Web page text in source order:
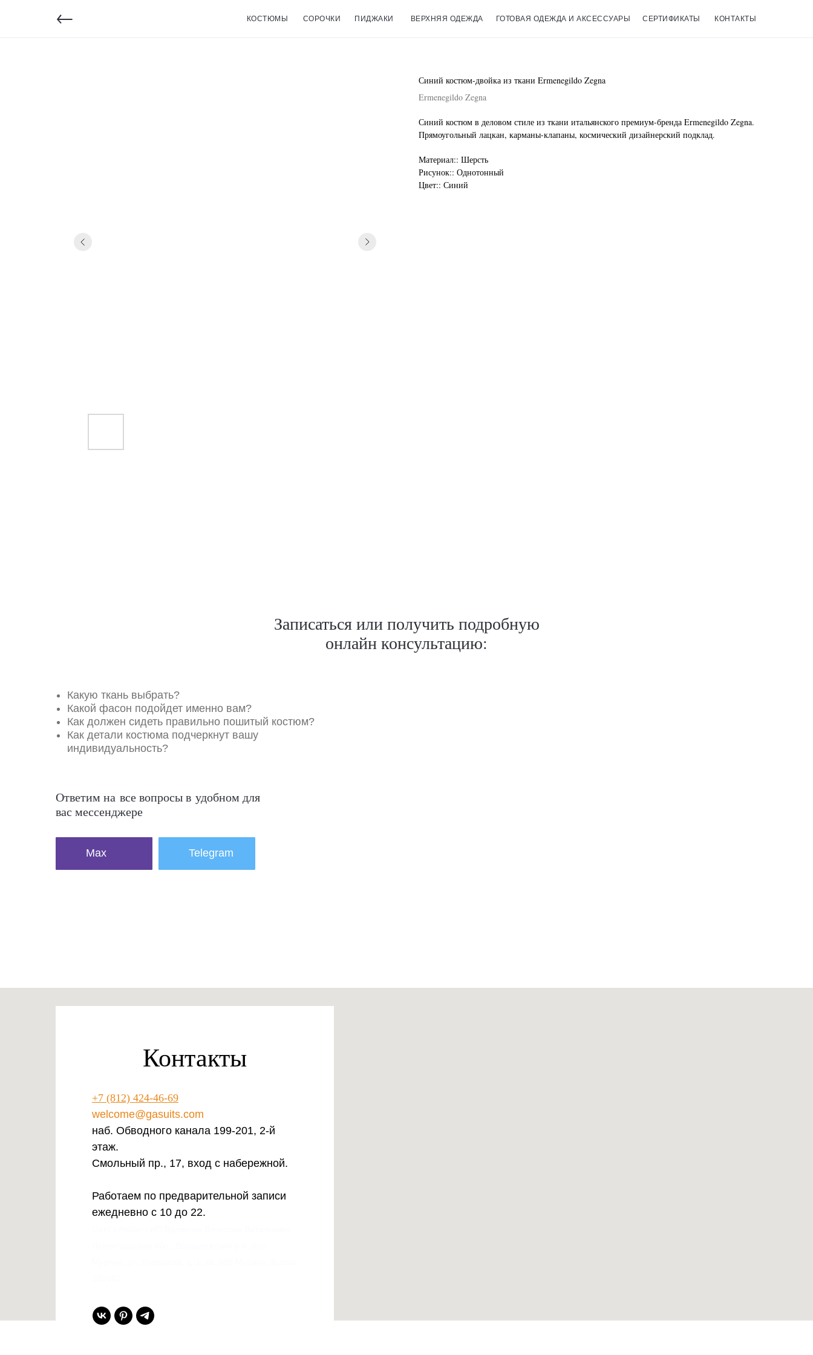
КОСТЮМЫ
← СОРОЧКИ ПИДЖАКИ ВЕРХНЯЯ ОДЕЖДА ГОТОВАЯ ОДЕЖДА И АКСЕССУАРЫ СЕРТИФИКАТЫ КОНТАКТЫ
Синий костюм-двойка из ткани Ermenegildo Zegna
Ermenegildo Zegna
Синий костюм в деловом стиле из ткани итальянского премиум-бренда Ermenegildo Zegna.
Прямоугольный лацкан, карманы-клапаны, космический дизайнерский подклад.
Материал:: Шерсть
Рисунок:: Однотонный
Цвет:: Синий
Записаться или получить подробную
онлайн консультацию:
Какую ткань выбрать?
Какой фасон подойдет именно вам?
Как должен сидеть правильно пошитый костюм?
Как детали костюма подчеркнут вашу
индивидуальность?
Ответим на все вопросы в удобном для
вас мессенджере
Max Telegram
Контакты
+7 (812) 424-46-69
welcome@gasuits.com
наб. Обводного канала 199-201, 2-й
этаж.
Смольный пр., 17, вход с набережной.
Работаем по предварительной записи
ежедневно с 10 до 22.